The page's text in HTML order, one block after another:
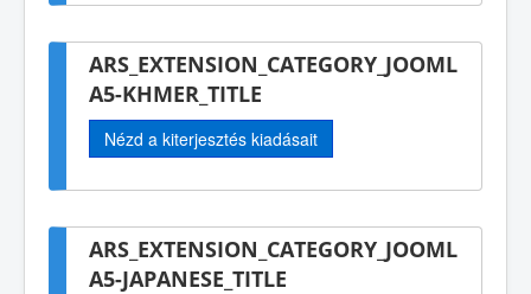
ARS_EXTENSION_CATEGORY_JOOML
A5-KHMER_TITLE
Nézd a kiterjesztés kiadásait
ARS_EXTENSION_CATEGORY_JOOML
A5-JAPANESE_TITLE